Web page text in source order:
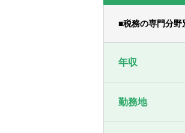
■税務の専門分
年収
勤務地